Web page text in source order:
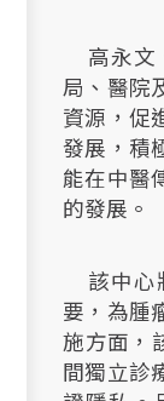
高永文
局、醫院
資源，促
發展，積
能在中醫
的發展。
該中心
要，為腫
施方面，
間獨立診